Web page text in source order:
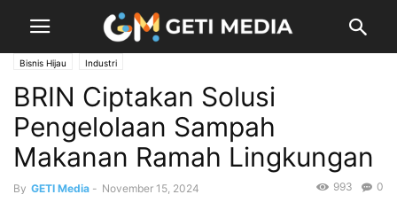
Bisnis Hijau Industri
BRIN Ciptakan Solusi
Pengelolaan Sampah
Makanan Ramah Lingkungan
By GETI Media - November 15, 2024 0
993